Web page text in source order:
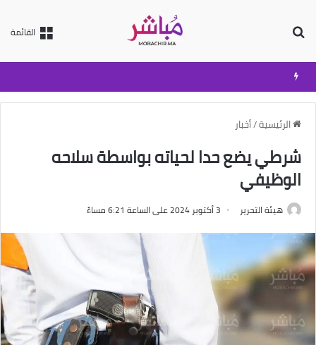
القائمة
الرئيسية/أخبار
شرطي يضع حدا لحياته بواسطة سلاحه
الوظيفي
هيئة التحرير 3 أكتوبر 2024 على الساعة 6:21 مساءً